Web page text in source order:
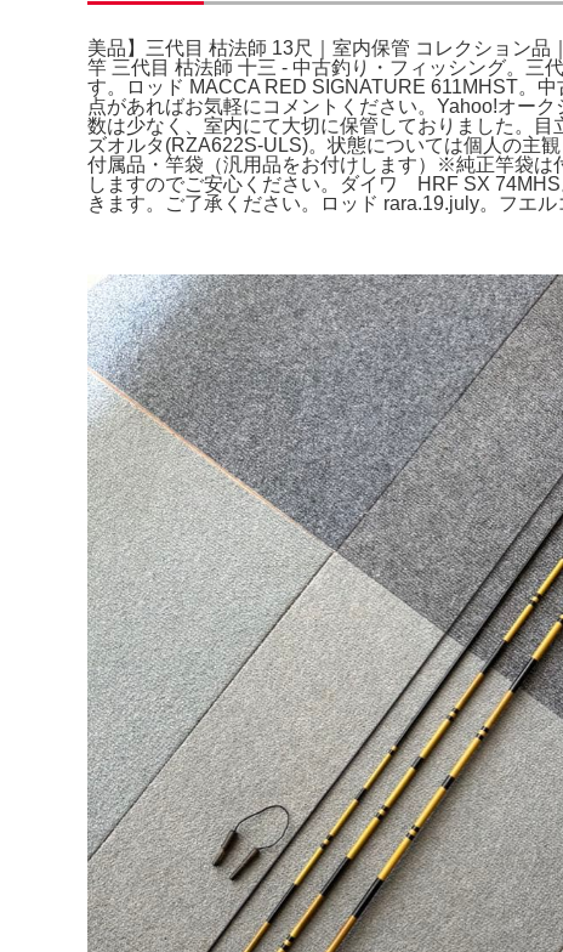
美品】三代目 枯法師 13尺｜室内保管 コレクション
竿 三代目 枯法師 十三 - 中古釣り・フィッシング。三
す。ロッド MACCA RED SIGNATURE 611MHST。
点があればお気軽にコメントください。Yahoo!オー
数は少なく、室内にて大切に保管しておりました。
ズオルタ(RZA622S-ULS)。状態については個人の主
付属品・竿袋（汎用品をお付けします）※純正竿袋
しますのでご安心ください。ダイワ HRF SX
きます。ご了承ください。ロッド rara.19.july。フエ